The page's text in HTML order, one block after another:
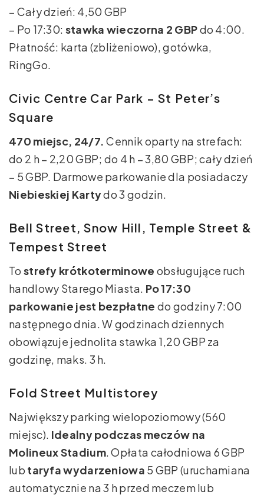
– Cały dzień: 4,50 GBP
– Po 17:30: stawka wieczorna 2 GBPdo 4:00.
Płatność: karta (zbliżeniowo), gotówka,
RingGo.
Civic Centre Car Park – St Peter’s
Square
470 miejsc, 24/7. Cennik oparty na strefach:
do 2 h – 2,20 GBP; do 4 h – 3,80 GBP; cały dzień
– 5 GBP. Darmowe parkowanie dla posiadaczy
Niebieskiej Kartydo 3 godzin.
Bell Street, Snow Hill, Temple Street &
Tempest Street
To strefy krótkoterminowe obsługujące ruch
handlowy Starego Miasta. Po 17:30
parkowanie jest bezpłatne do godziny 7:00
następnego dnia. W godzinach dziennych
obowiązuje jednolita stawka 1,20 GBP za
godzinę, maks. 3 h.
Fold Street Multistorey
Największy parking wielopoziomowy (560
miejsc). Idealny podczas meczów na
Molineux Stadium. Opłata całodniowa 6 GBP
lub taryfa wydarzeniowa 5 GBP (uruchamiana
automatycznie na 3 h przed meczem lub